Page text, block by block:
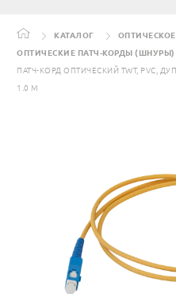
КАТАЛОГ
ОПТИЧЕСКИЕ ПАТЧ-КОРДЫ (ШНУРЫ)
ПАТЧ-КОРД ОПТИЧЕСКИЙ TWT, PVC,
1.0 М